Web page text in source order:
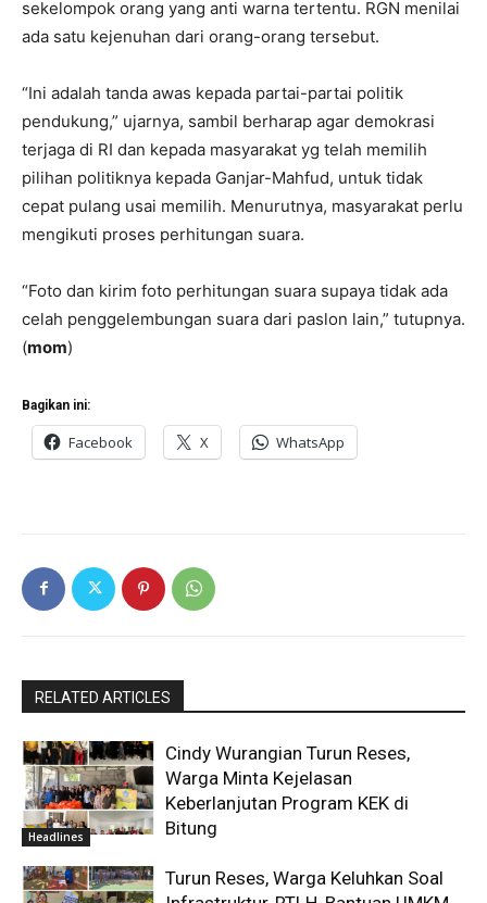
sekelompok orang yang anti warna tertentu. RGN menilai
ada satu kejenuhan dari orang-orang tersebut.
“Ini adalah tanda awas kepada partai-partai politik
pendukung,” ujarnya, sambil berharap agar demokrasi
terjaga di RI dan kepada masyarakat yg telah memilih
pilihan politiknya kepada Ganjar-Mahfud, untuk tidak
cepat pulang usai memilih. Menurutnya, masyarakat perlu
mengikuti proses perhitungan suara.
“Foto dan kirim foto perhitungan suara supaya tidak ada
celah penggelembungan suara dari paslon lain,” tutupnya.
(mom)
Bagikan ini:
Facebook X WhatsApp
RELATED ARTICLES
Headlines
Cindy Wurangian Turun Reses,
Warga Minta Kejelasan
Keberlanjutan Program KEK di
Bitung
Turun Reses, Warga Keluhkan Soal